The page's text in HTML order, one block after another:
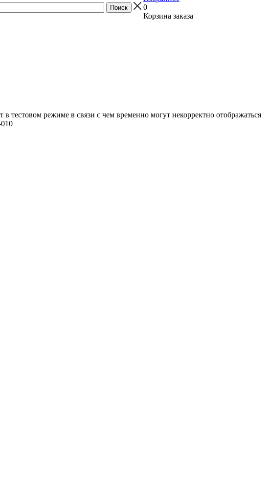
0
Корзина заказа
тестовом режиме в связи с чем временно могут некорректно отображаться